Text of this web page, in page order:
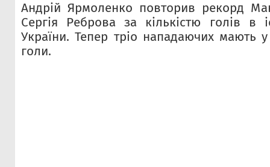
Андрій Ярмоленко повторив рекорд
Сергія Реброва за кількістю голів в
України. Тепер тріо нападаючих мають
голи.